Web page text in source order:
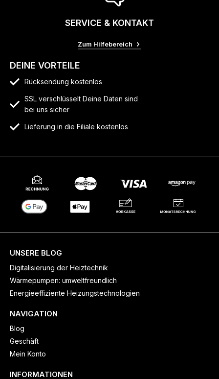
SERVICE & KONTAKT
Zum Hilfebereich
DEINE VORTEILE
Rücksendung kostenlos
SSL verschlüsselt Deine Daten sind
bei uns sicher
Lieferung in die Filiale kostenlos
UNSERE BLOG
Digitalisierung der Heiztechnik
Wärmepumpen: umweltfreundlich
Energieeffiziente Heizungstechnologien
NAVIGATION
Blog
Geschäft
Mein Konto
INFORMATIONEN